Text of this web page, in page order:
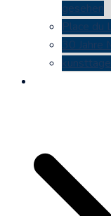
gesehen
Place du
30 Jahre